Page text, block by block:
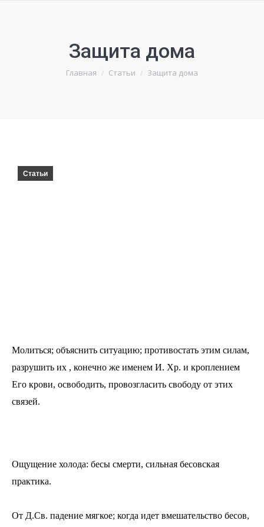
Защита дома
Вы здесь:
Главная Статьи Защита дома
Статьи
Молиться; объяснить ситуацию; противостать этим силам,
разрушить их , конечно же именем И. Хр. и кроплением
Его крови, освободить, провозгласить свободу от этих
связей.
Ощущение холода: бесы смерти, сильная бесовская
практика.
От Д.Св. падение мягкое; когда идет вмешательство бесов,